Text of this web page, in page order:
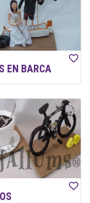
EN BARCA